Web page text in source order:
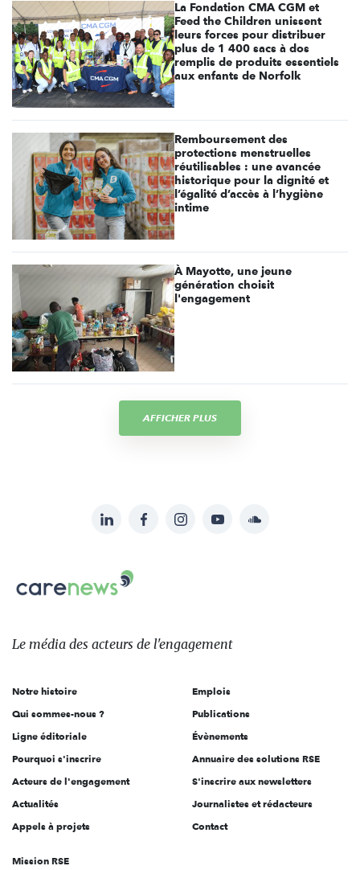
La Fondation CMA CGM et
Feed the Children unissent
leurs forces pour distribuer
plus de 1 400 sacs à dos
remplis de produits essentiels
aux enfants de Norfolk
Remboursement des
protections menstruelles
réutilisables : une avancée
historique pour la dignité et
l’égalité d’accès à l’hygiène
intime
À Mayotte, une jeune
génération choisit
l'engagement
AFFICHER PLUS
sur:
LinkedInFacebookInstagramYouTubeSoundcloud
Le
des
l'engagement
Le média des acteurs de l'engagement
Notre histoire
Qui sommes-nous ?
Ligne éditoriale
Pourquoi s'inscrire
Acteurs de l'engagement
Actualités
Appels à projets
Emplois
Publications
Évènements
Annuaire des solutions RSE
S'inscrire aux newsletters
Journalistes et rédacteurs
Contact
Mission RSE